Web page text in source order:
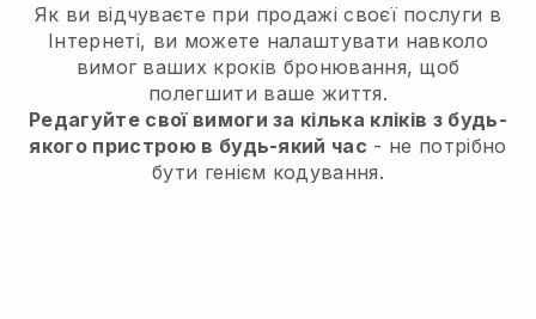
Як ви відчуваєте при продажі своєї послуги в
Інтернеті, ви можете налаштувати навколо
вимог ваших кроків бронювання, щоб
полегшити ваше життя.
Редагуйте свої вимоги за кілька кліків з будь-
якого пристрою в будь-який час - не потрібно
бути генієм кодування.